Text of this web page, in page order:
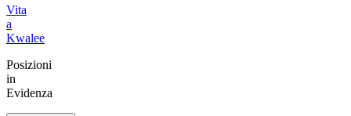
Vita
a
Kwalee
Posizioni
in
Evidenza